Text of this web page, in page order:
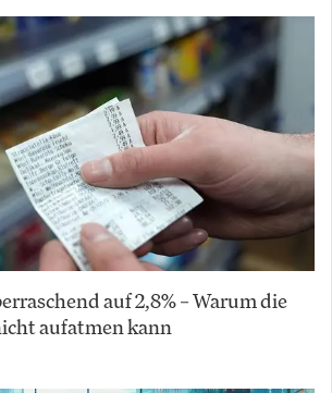
auf 2,8% – Warum die
aufatmen kann